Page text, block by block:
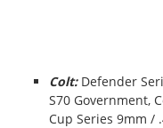
Colt: Defender
S70 Government,
Cup Series 9mm /